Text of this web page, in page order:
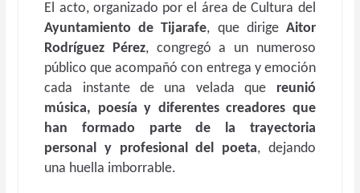
El acto, organizado por el área de Cultura del
Ayuntamiento de Tijarafe, que dirige Aitor
Rodríguez Pérez, congregó a un numeroso
público que acompañó con entrega y emoción
cada instante de una velada que reunió
música, poesía y diferentes creadores que
han formado parte de la trayectoria
personal y profesional del poeta, dejando
una huella imborrable.